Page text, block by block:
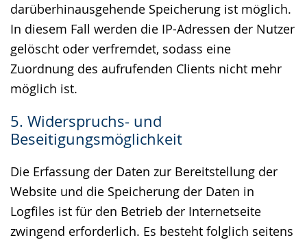
darüberhinausgehende Speicherung ist möglich.
In diesem Fall werden die IP-Adressen der Nutzer
gelöscht oder verfremdet, sodass eine
Zuordnung des aufrufenden Clients nicht mehr
möglich ist.
5. Widerspruchs- und
Beseitigungsmöglichkeit
Die Erfassung der Daten zur Bereitstellung der
Website und die Speicherung der Daten in
Logfiles ist für den Betrieb der Internetseite
zwingend erforderlich. Es besteht folglich seitens